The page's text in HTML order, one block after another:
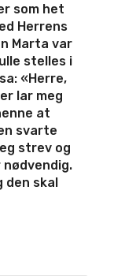
som het
Herrens
Marta var
stelles i
«Herre,
lar meg
at
svarte
strev og
den skal